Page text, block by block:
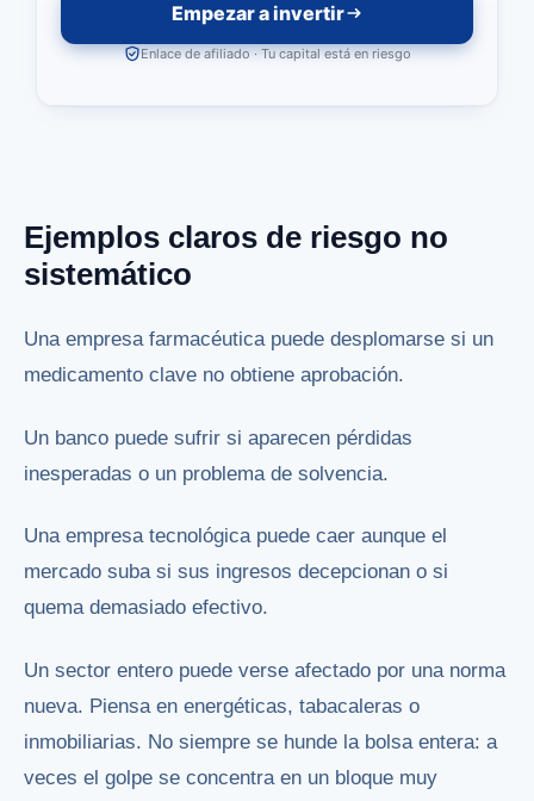
Empezar a invertir
Enlace de afiliado · Tu capital está en riesgo
Ejemplos claros de riesgo no
sistemático
Una empresa farmacéutica puede desplomarse si un
medicamento clave no obtiene aprobación.
Un banco puede sufrir si aparecen pérdidas
inesperadas o un problema de solvencia.
Una empresa tecnológica puede caer aunque el
mercado suba si sus ingresos decepcionan o si
quema demasiado efectivo.
Un sector entero puede verse afectado por una norma
nueva. Piensa en energéticas, tabacaleras o
inmobiliarias. No siempre se hunde la bolsa entera: a
veces el golpe se concentra en un bloque muy